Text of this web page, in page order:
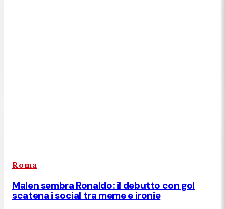
Roma
Malen sembra Ronaldo: il debutto con gol
scatena i social tra meme e ironie